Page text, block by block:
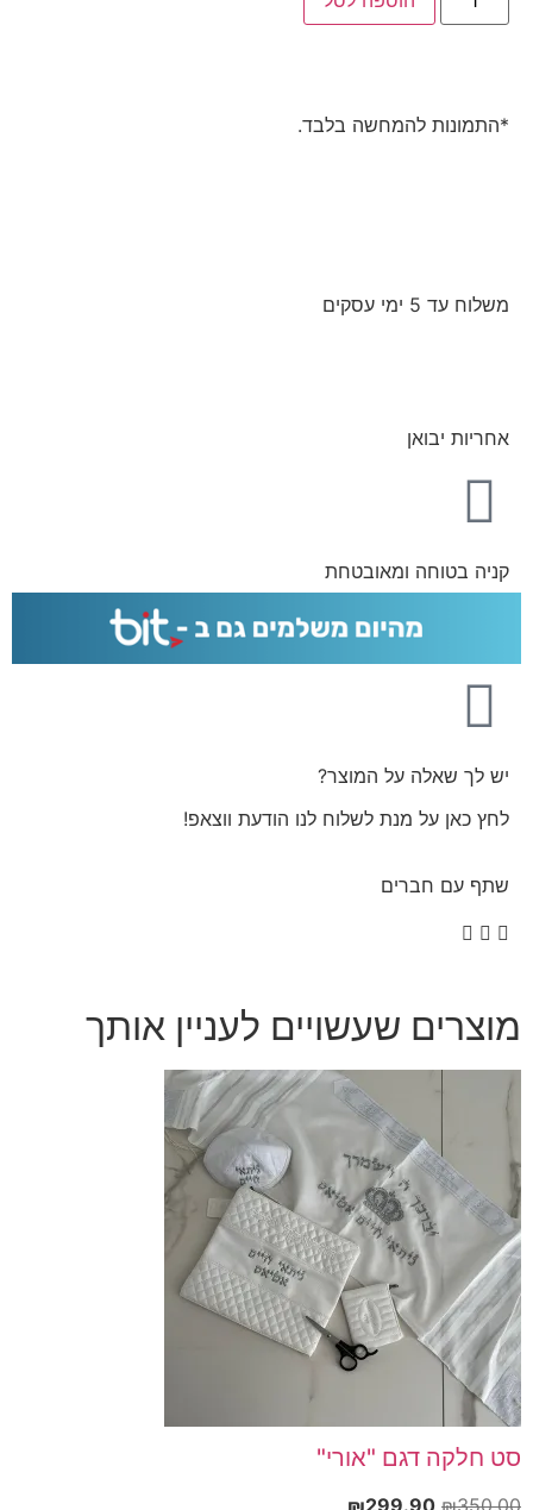
*התמונות להמחשה בלבד.
משלוח עד 5 ימי עסקים
אחריות יבואן
קניה בטוחה ומאובטחת
יש לך שאלה על המוצר?
לחץ כאן על מנת לשלוח לנו הודעת ווצאפ!
שתף עם חברים
מוצרים שעשויים לעניין אותך
סט חלקה דגם "אורי"